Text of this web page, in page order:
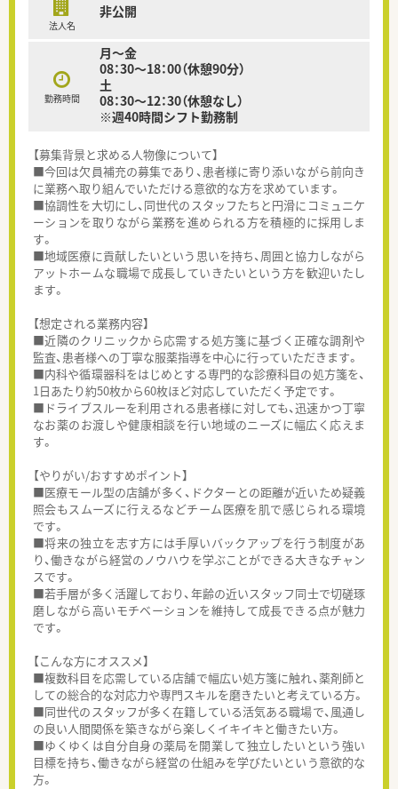
法人名
非公開
勤務時間
月～金
08：30～18：00（休憩90分）
土
08：30～12：30（休憩なし）
※週40時間シフト勤務制
【募集背景と求める人物像について】
■今回は欠員補充の募集であり、患者様に寄り添いながら前向き
に業務へ取り組んでいただける意欲的な方を求めています。
■協調性を大切にし、同世代のスタッフたちと円滑にコミュニケ
ーションを取りながら業務を進められる方を積極的に採用しま
す。
■地域医療に貢献したいという思いを持ち、周囲と協力しながら
アットホームな職場で成長していきたいという方を歓迎いたし
ます。
【想定される業務内容】
■近隣のクリニックから応需する処方箋に基づく正確な調剤や
監査、患者様への丁寧な服薬指導を中心に行っていただきます。
■内科や循環器科をはじめとする専門的な診療科目の処方箋を、
1日あたり約50枚から60枚ほど対応していただく予定です。
■ドライブスルーを利用される患者様に対しても、迅速かつ丁寧
なお薬のお渡しや健康相談を行い地域のニーズに幅広く応えま
す。
【やりがい/おすすめポイント】
■医療モール型の店舗が多く、ドクターとの距離が近いため疑義
照会もスムーズに行えるなどチーム医療を肌で感じられる環境
です。
■将来の独立を志す方には手厚いバックアップを行う制度があ
り、働きながら経営のノウハウを学ぶことができる大きなチャン
スです。
■若手層が多く活躍しており、年齢の近いスタッフ同士で切磋琢
磨しながら高いモチベーションを維持して成長できる点が魅力
です。
【こんな方にオススメ】
■複数科目を応需している店舗で幅広い処方箋に触れ、薬剤師と
しての総合的な対応力や専門スキルを磨きたいと考えている方。
■同世代のスタッフが多く在籍している活気ある職場で、風通し
の良い人間関係を築きながら楽しくイキイキと働きたい方。
■ゆくゆくは自分自身の薬局を開業して独立したいという強い
目標を持ち、働きながら経営の仕組みを学びたいという意欲的な
方。